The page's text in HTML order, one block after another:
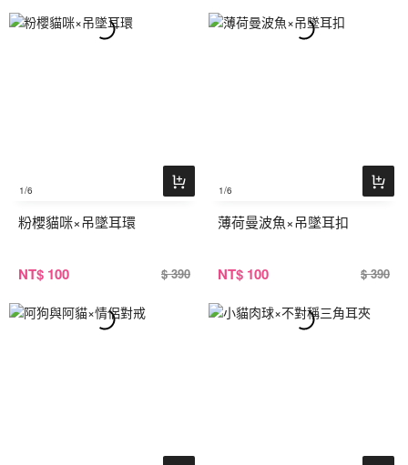
1/6
粉櫻貓咪×吊墜耳環
NT$ 100 $ 390
1/6
薄荷曼波魚×吊墜耳扣
NT$ 100 $ 390